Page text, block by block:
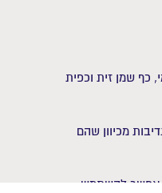
כף שמן זית וכפית
מכיוון שהם
אפשר להשתמש